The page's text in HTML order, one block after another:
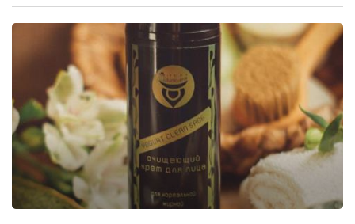
аж три средства для умывания. Сегодня поговорим
об очищающем молочке с лаватерой.Вообще
бренд в каком-то роде пошёл по пути
импортозамещения, обратив внимание на
растения родного...